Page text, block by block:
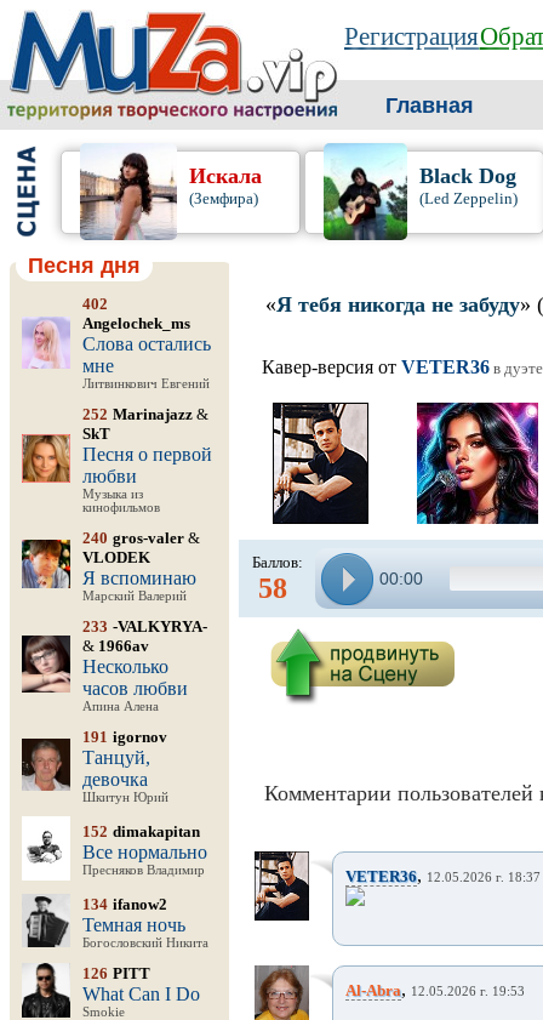
Регистрация
Главная
Искала
(Земфира)
Black Dog
(Led Zeppelin)
Песня дня
402
Angelochek_ms
Слова остались
мне
Литвинкович Евгений
252 Marinajazz &
SkT
Песня о первой
любви
Музыка из
кинофильмов
240 gros-valer &
VLODEK
Я вспоминаю
Марский Валерий
233 -VALKYRYA-
& 1966av
Несколько
часов любви
Апина Алена
191 igornov
Танцуй,
девочка
Шкитун Юрий
152 dimakapitan
Все нормально
Пресняков Владимир
134 ifanow2
Темная ночь
Богословский Никита
126 PITT
What Can I Do
Smokie
«Я тебя никогда не забуду»
Кавер-версия от VETER36 в
Баллов:
58 00:00
Комментарии пользователей
VETER36, 12.05.2026 г. 18:37
Al-Abra, 12.05.2026 г. 19:53